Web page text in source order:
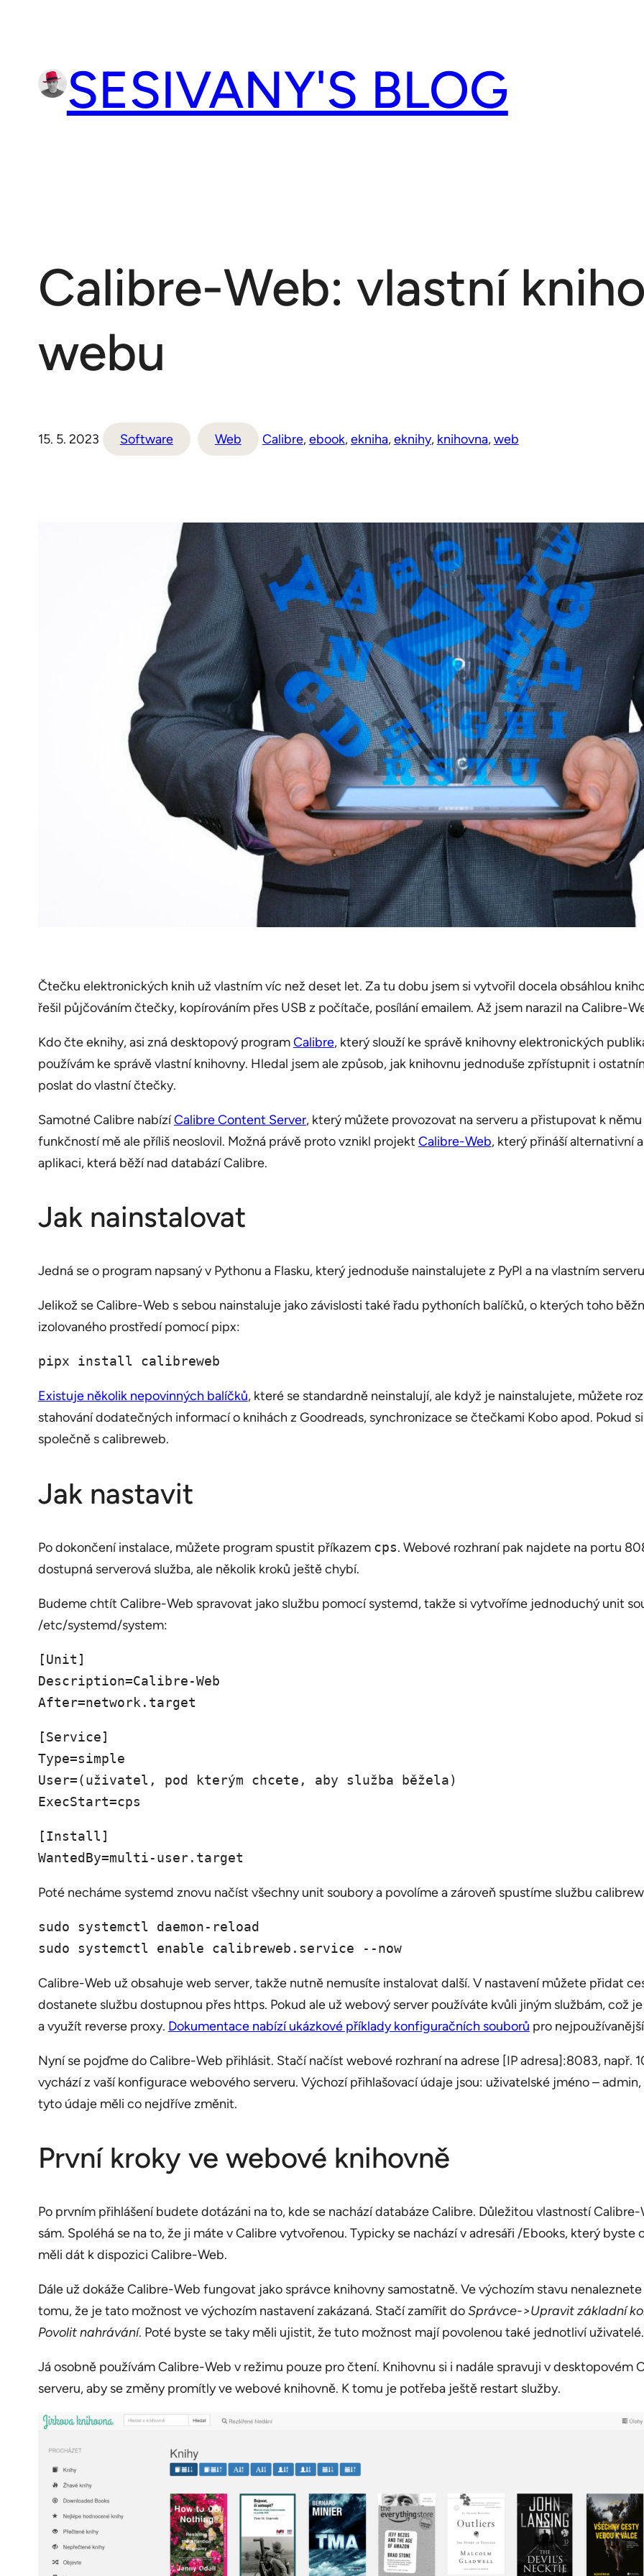
SESIVANY'S BLOG
Calibre-Web: vlastní
webu
15. 5. 2023 Software Web Calibre, ebook, ekniha, eknihy, knihovna, web
Čtečku elektronických knih už vlastním víc než deset let. Za tu dobu jsem si vytvořil docela obsáhlou
řešil půjčováním čtečky, kopírováním přes USB z počítače, posílání emailem. Až jsem narazil na Calibre-
Kdo čte eknihy, asi zná desktopový programCalibre, který slouží ke správě knihovny elektronických
používám ke správě vlastní knihovny. Hledal jsem ale způsob, jak knihovnu jednoduše zpřístupnit i
poslat do vlastní čtečky.
Samotné Calibre nabízíCalibre Content Server, který můžete provozovat na serveru a přistupovat k
funkčností mě ale příliš neoslovil. Možná právě proto vznikl projekt Calibre-Web, který přináší alternativní
aplikaci, která běží nad databází Calibre.
Jak nainstalovat
Jedná se o program napsaný v Pythonu a Flasku, který jednoduše nainstalujete z PyPI a na vlastním
Jelikož se Calibre-Web s sebou nainstaluje jako závislosti také řadu pythoních balíčků, o kterých toho
izolovaného prostředí pomocí pipx:
pipx install calibreweb
Existuje několik nepovinných balíčků, které se standardně neinstalují, ale když je nainstalujete, můžete
stahování dodatečných informací o knihách z Goodreads, synchronizace se čtečkami Kobo apod. Pokud
společně s calibreweb.
Jak nastavit
Po dokončení instalace, můžete program spustit příkazem cps. Webové rozhraní pak najdete na portu
dostupná serverová služba, ale několik kroků ještě chybí.
Budeme chtít Calibre-Web spravovat jako službu pomocí systemd, takže si vytvoříme jednoduchý unit
/etc/systemd/system:
[Unit]
Description=Calibre-Web
After=network.target
[Service]
Type=simple
User=(uživatel, pod kterým chcete, aby služba běžela)
ExecStart=cps
[Install]
WantedBy=multi-user.target
Poté necháme systemd znovu načíst všechny unit soubory a povolíme a zároveň spustíme službu
sudo systemctl daemon-reload
sudo systemctl enable calibreweb.service --now
Calibre-Web už obsahuje web server, takže nutně nemusíte instalovat další. V nastavení můžete přidat
dostanete službu dostupnou přes https. Pokud ale už webový server používáte kvůli jiným službám, což
a využít reverse proxy. Dokumentace nabízí ukázkové příklady konfiguračních souborů pro
Nyní se pojďme do Calibre-Web přihlásit. Stačí načíst webové rozhraní na adrese [IP adresa]:8083, např.
vychází z vaší konfigurace webového serveru. Výchozí přihlašovací údaje jsou: uživatelské jméno –
tyto údaje měli co nejdříve změnit.
První kroky ve webové knihovně
Po prvním přihlášení budete dotázáni na to, kde se nachází databáze Calibre. Důležitou vlastností
sám. Spoléhá se na to, že ji máte v Calibre vytvořenou. Typicky se nachází v adresáři /Ebooks, který
měli dát k dispozici Calibre-Web.
Dále už dokáže Calibre-Web fungovat jako správce knihovny samostatně. Ve výchozím stavu
tomu, že je tato možnost ve výchozím nastavení zakázaná. Stačí zamířit doSprávce->Upravit základní
Povolit nahrávání. Poté byste se taky měli ujistit, že tuto možnost mají povolenou také jednotliví uživatelé.
Já osobně používám Calibre-Web v režimu pouze pro čtení. Knihovnu si i nadále spravuji v desktopovém
serveru, aby se změny promítly ve webové knihovně. K tomu je potřeba ještě restart služby.